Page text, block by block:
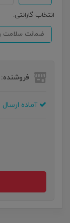
انتخاب گارانتی:
ضمانت سلامت و
فروشنده: Janebiasredigital
آماده ارسال